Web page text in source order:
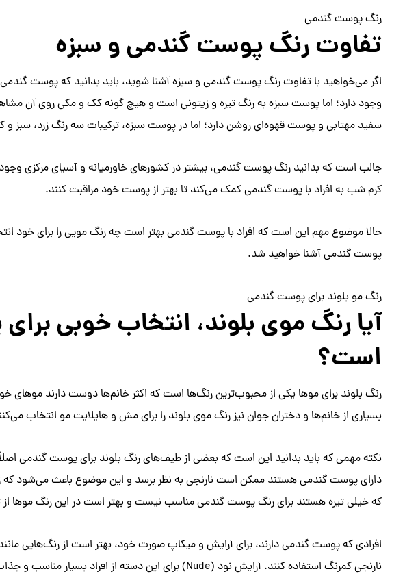
رنگ پوست گندمی
تفاوت رنگ پوست گندمی و سبزه
اگر می‌خواهید با تفاوت رنگ پوست گندمی و سبزه آشنا شوید، باید بدانید که پوست
وجود دارد؛ اما پوست سبزه به رنگ تیره و زیتونی است و هیچ گونه کک و مکی روی آن
سفید مهتابی و پوست قهوه‌ای روشن دارد؛ اما در پوست سبزه، ترکیبات سه رنگ زرد، سبز و
جالب است که بدانید رنگ پوست گندمی، بیشتر در کشورهای خاورمیانه و آسیای مرکزی وجود
کرم شب به افراد با پوست گندمی کمک می‌کند تا بهتر از پوست خود مراقبت کنند.
حالا موضوع مهم این است که افراد با پوست گندمی بهتر است چه رنگ مویی را برای خود
پوست گندمی آشنا خواهید شد.
رنگ مو بلوند برای پوست گندمی
آیا رنگ موی بلوند، انتخاب خوبی
است؟
رنگ بلوند برای موها یکی از محبوب‌ترین رنگ‌ها است که اکثر خانم‌ها دوست دارند موهای خود
بسیاری از خانم‌ها و دختران جوان نیز رنگ موی بلوند را برای مش و هایلایت مو انتخاب
نکته مهمی که باید بدانید این است که بعضی از طیف‌های رنگ بلوند برای پوست گندمی
دارای پوست گندمی هستند ممکن است نارنجی به نظر برسد و این موضوع باعث می‌شود که
که خیلی تیره هستند برای رنگ پوست گندمی مناسب نیست و بهتر است در این رنگ موها از
افرادی که پوست گندمی دارند، برای آرایش و میکاپ صورت خود، بهتر است از رنگ‌هایی
نارنجی کمرنگ استفاده کنند. آرایش نود (Nude) برای این دسته از افراد بسیار مناسب و جذاب است.